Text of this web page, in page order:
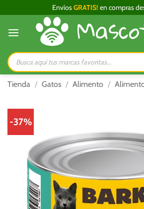
al
contenido
EnvíosGRATIS! en compras
Búsqueda
de
productos
Tienda / Gatos / Alimento /
-37%